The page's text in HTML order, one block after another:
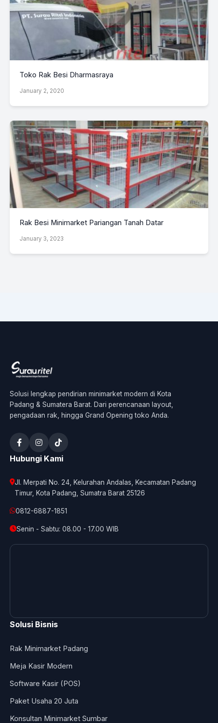
Toko Rak Besi Dharmasraya
January 2, 2020
Rak Besi Minimarket Pariangan Tanah Datar
January 3, 2023
Solusi lengkap pendirian minimarket modern di Kota
Padang & Sumatera Barat. Dari perencanaan layout,
pengadaan rak, hingga Grand Opening toko Anda.
Hubungi Kami
Jl. Merpati No. 24, Kelurahan Andalas, Kecamatan Padang
Timur, Kota Padang, Sumatra Barat 25126
0812-6887-1851
Senin - Sabtu: 08.00 - 17.00 WIB
Solusi Bisnis
Rak Minimarket Padang
Meja Kasir Modern
Software Kasir (POS)
Paket Usaha 20 Juta
Konsultan Minimarket Sumbar